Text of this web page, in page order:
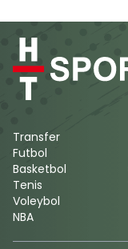
Transfer
Futbol
Basketbol
Tenis
Voleybol
NBA